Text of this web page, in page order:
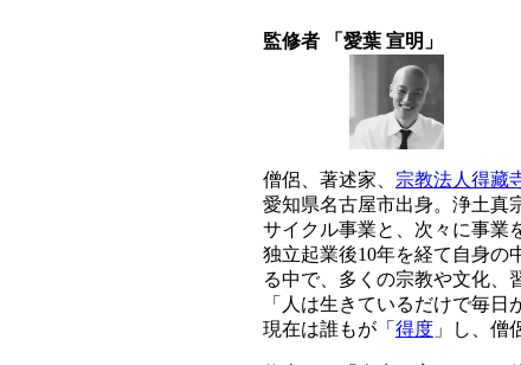
監修者 「愛葉 宣明」
僧侶、著述家、 宗教法人得藏
愛知県名古屋市出身。浄土真
サイクル事業と、次々に事業
独立起業後10年を経て自身の
る中で、多くの宗教や文化、
「人は生きているだけで毎
現在は誰もが「 得度 」し、僧